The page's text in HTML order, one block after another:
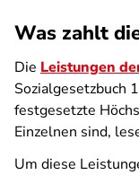
Was zahlt
Die Leistungen
Sozialgesetzbuch
festgesetzte
Einzelnen sind,
Um diese